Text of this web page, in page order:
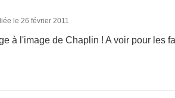
le 26 février 2011
à l'image de Chaplin ! A voir pour les